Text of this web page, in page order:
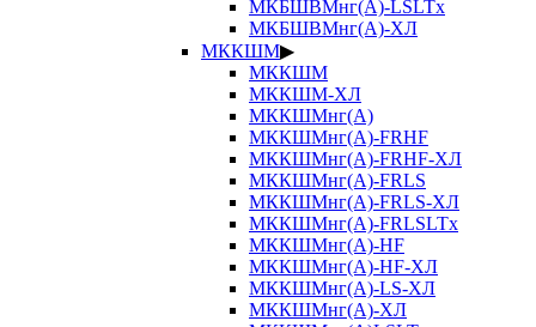
МКБШВМнг(А)-LSLTx
МКБШВМнг(А)-ХЛ
МККШМ▶
МККШМ
МККШМ-ХЛ
МККШМнг(А)
МККШМнг(А)-FRHF
МККШМнг(А)-FRHF-ХЛ
МККШМнг(А)-FRLS
МККШМнг(А)-FRLS-ХЛ
МККШМнг(А)-FRLSLTx
МККШМнг(А)-HF
МККШМнг(А)-HF-ХЛ
МККШМнг(А)-LS-ХЛ
МККШМнг(А)-ХЛ